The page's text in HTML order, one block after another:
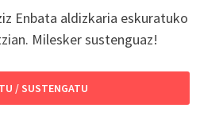
Enbata aldizkaria eskuratuko
Milesker sustenguaz!
/ SUSTENGATU